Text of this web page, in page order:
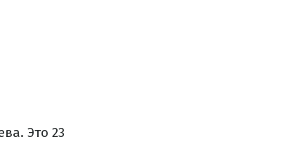
Это 23